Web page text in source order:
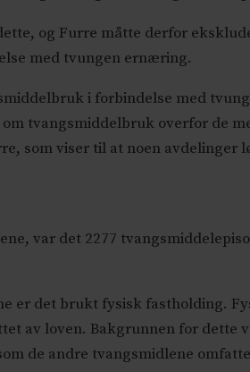
og Furre måtte derfor
med tvungen ernæring.
i forbindelse med
tvangsmiddelbruk overfor de
som viser til at noen avdelinger
var det 2277
er det brukt fysisk fastholding.
av loven. Bakgrunnen for dette
de andre tvangsmidlene